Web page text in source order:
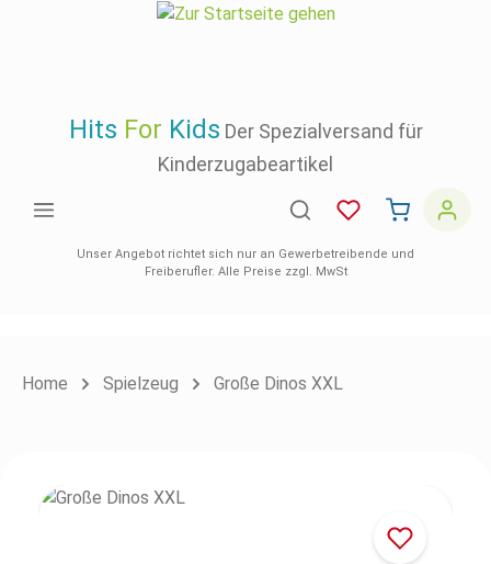
Hits For Kids Der Spezialversand für
Kinderzugabeartikel
Unser Angebot richtet sich nur an Gewerbetreibende und
Freiberufler. Alle Preise zzgl. MwSt
Home Spielzeug Große Dinos XXL